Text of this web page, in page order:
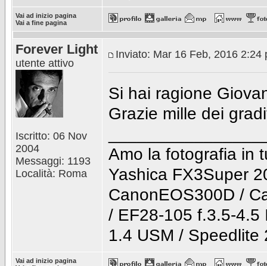
Vai ad inizio pagina
Vai a fine pagina
Forever Light
utente attivo
Iscritto: 06 Nov
2004
Messaggi: 1193
Località: Roma
Inviato: Mar 16 Feb, 2016 2:24
Si hai ragione
Grazie mille dei
Amo la fotografia in
Yashica FX3Super
CanonEOS300D /
/ EF28-105 f.3.5-4.5
1.4 USM / Speedlite
Vai ad inizio pagina